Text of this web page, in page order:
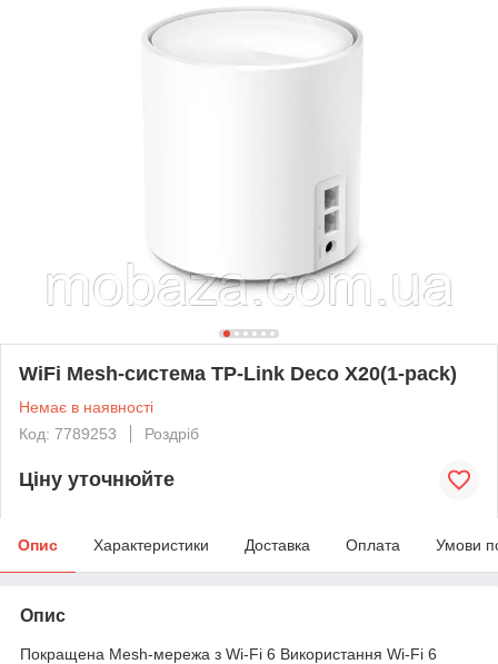
WiFi Mesh-система TP-Link Deco X20(1-pack)
Немає в наявності
Код: 7789253
Роздріб
Ціну уточнюйте
Опис Характеристики Доставка Оплата Умови
Опис
Покращена Mesh-мережа з Wi-Fi 6 Використання Wi-Fi 6